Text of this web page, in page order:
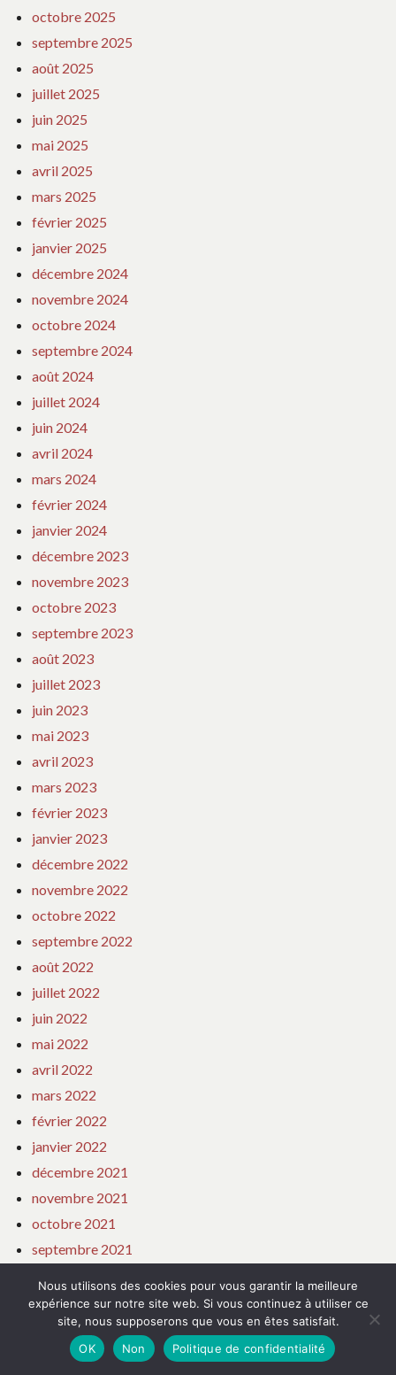
octobre 2025
septembre 2025
août 2025
juillet 2025
juin 2025
mai 2025
avril 2025
mars 2025
février 2025
janvier 2025
décembre 2024
novembre 2024
octobre 2024
septembre 2024
août 2024
juillet 2024
juin 2024
avril 2024
mars 2024
février 2024
janvier 2024
décembre 2023
novembre 2023
octobre 2023
septembre 2023
août 2023
juillet 2023
juin 2023
mai 2023
avril 2023
mars 2023
février 2023
janvier 2023
décembre 2022
novembre 2022
octobre 2022
septembre 2022
août 2022
juillet 2022
juin 2022
mai 2022
avril 2022
mars 2022
février 2022
janvier 2022
décembre 2021
novembre 2021
octobre 2021
septembre 2021
juillet 2021
juin 2021
mai 2021
Nous utilisons des cookies pour vous garantir la meilleure
expérience sur notre site web. Si vous continuez à utiliser ce
site, nous supposerons que vous en êtes satisfait.
OK
Non Politique de confidentialité